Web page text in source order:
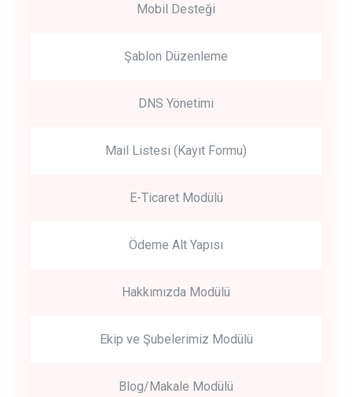
Mobil Desteği
Şablon Düzenleme
DNS Yönetimi
Mail Listesi (Kayıt Formu)
E-Ticaret Modülü
Ödeme Alt Yapısı
Hakkımızda Modülü
Ekip ve Şubelerimiz Modülü
Blog/Makale Modülü